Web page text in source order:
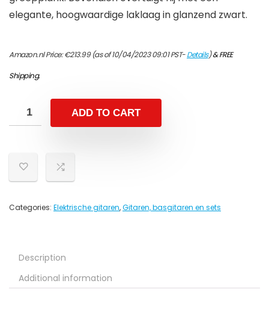
elegante, hoogwaardige laklaag in glanzend zwart.
Amazon.nl Price:€213.99(as of 10/04/2023 09:01 PST-Details)&FREE
Shipping.
ADD TO CART
Categories: Elektrische gitaren,Gitaren, basgitaren en sets
Description
Additional information